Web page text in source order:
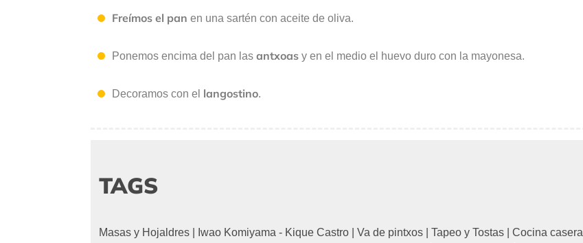
Freímos el pan en una sartén con aceite de oliva.
Ponemos encima del pan las antxoas y en el medio el huevo duro con la mayonesa.
Decoramos con el langostino.
TAGS
Masas y Hojaldres Iwao Komiyama - Kique Castro Va de pintxos Tapeo y Tostas Cocina casera